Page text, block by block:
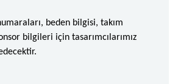
beden bilgisi, takım
bilgileri için tasarımcılarımız